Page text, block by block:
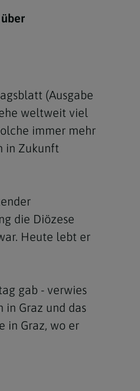
(Ausgabe
weltweit viel
immer mehr
in Zukunft
die Diözese
Heute lebt er
gab - verwies
in Graz und das
in Graz, wo er